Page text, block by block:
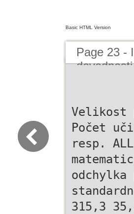
Basic HTML Version
Page 23 -
Velikost
Počet
resp.
odchylka
315,3